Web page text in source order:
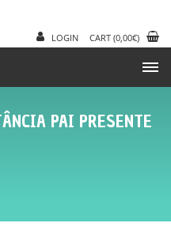
LOGIN CART (0,00€)
PAI PRESENTE